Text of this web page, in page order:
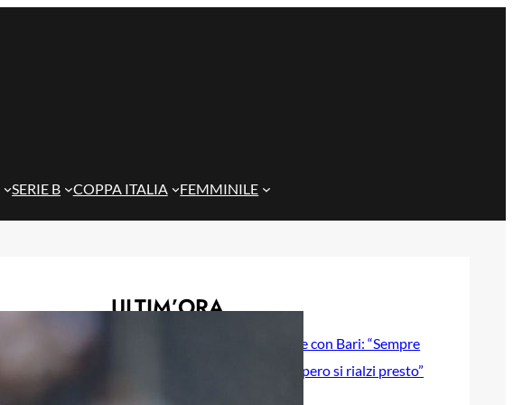
SERIE B COPPA ITALIA FEMMINILE
ULTIM’ORA
Gazzi e il legame con Bari: “Sempre
nel mio cuore, spero si rialzi presto”